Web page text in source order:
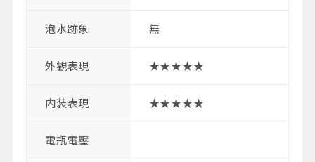
泡水跡象 無
外觀表現 ★★★★★
内装表現 ★★★★★
電瓶電壓